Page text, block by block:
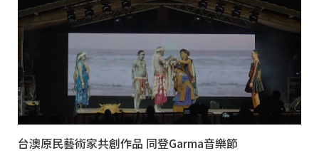
台澳原民藝術家共創作品 同登Garma音樂節